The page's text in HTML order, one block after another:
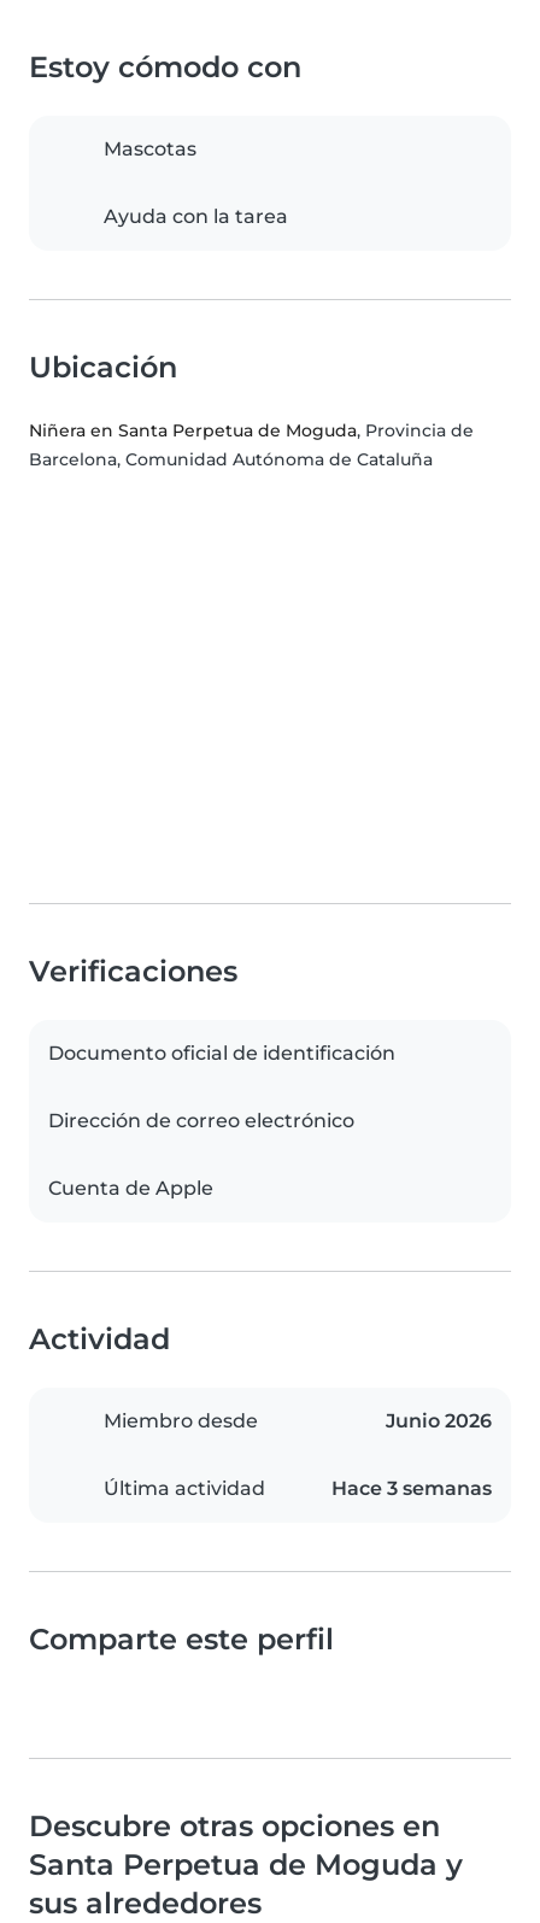
Estoy cómodo con
Mascotas
Ayuda con la tarea
Ubicación
Niñera en Santa Perpetua de Moguda, Provincia de
Barcelona, Comunidad Autónoma de Cataluña
Verificaciones
Documento oficial de identificación
Dirección de correo electrónico
Cuenta de Apple
Actividad
Miembro desde Junio 2026
Última actividad Hace 3 semanas
Comparte este perfil
Descubre otras opciones en
Santa Perpetua de Moguda y
sus alrededores